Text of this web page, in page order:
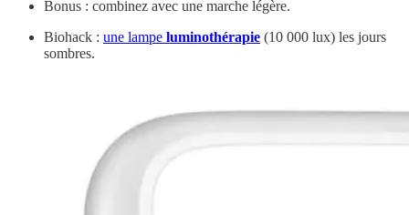
Bonus : combinez avec une marche légère.
Biohack : une lampe luminothérapie (10 000 lux) les jours
sombres.